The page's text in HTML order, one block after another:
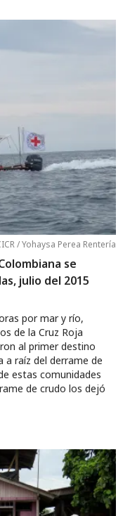
/ Yohaysa Perea Rentería
se
julio del 2015
por mar y río,
de la Cruz Roja
al primer destino
a raíz del derrame de
estas comunidades
de crudo los dejó